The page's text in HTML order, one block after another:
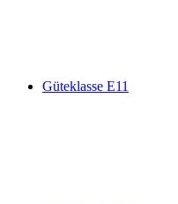
Güteklasse E11